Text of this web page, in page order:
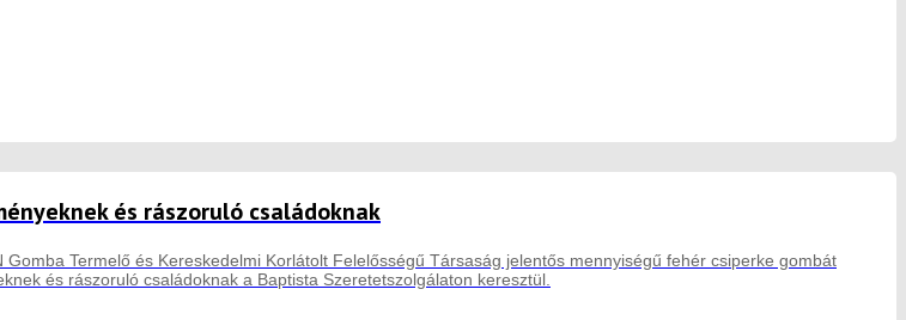
és rászoruló családoknak
Gomba Termelő és Kereskedelmi Korlátolt Felelősségű Társaság jelentős mennyiségű fehér csiperke gombát
és rászoruló családoknak a Baptista Szeretetszolgálaton keresztül.